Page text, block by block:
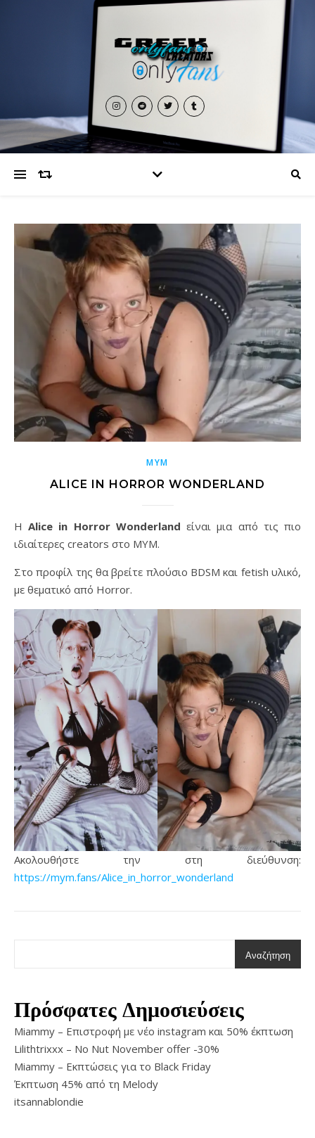
MYM
ALICE IN HORROR WONDERLAND
ΗAlice in Horror Wonderland είναι μια από τις πιο
ιδιαίτερες creators στο MYM.
Στο προφίλ της θα βρείτε πλούσιο BDSM και fetish υλικό,
με θεματικό από Horror.
Ακολουθήστε την στη διεύθυνση:
https://mym.fans/Alice_in_horror_wonderland
Αναζήτηση
Πρόσφατες Δημοσιεύσεις
Miammy – Επιστροφή με νέο instagram και 50% έκπτωση
Lilithtrixxx – No Nut November offer -30%
Miammy – Εκπτώσεις για το Black Friday
Έκπτωση 45% από τη Melody
itsannablondie